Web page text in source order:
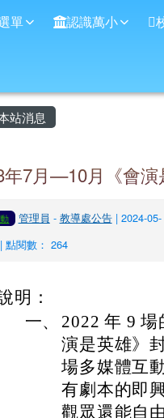
單 認識萬小
容區域
站消息
年7月—10月《會演
管理員 - 教導處公告| 2024-05-
點閱數： 264
明：
一、
2022 年 9
演是英雄》
場多媒體互
有劇本的即
觀眾還能自